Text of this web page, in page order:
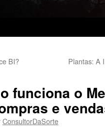
BI? Plantas: A
funciona o
e
ConsultorDaSorte